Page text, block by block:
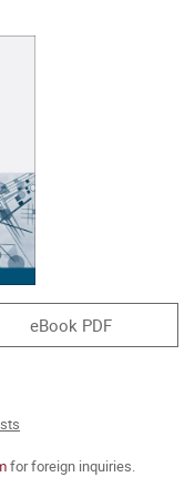
eBook PDF
for foreign inquiries.